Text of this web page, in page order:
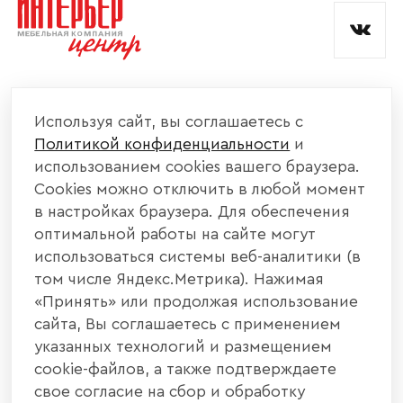
КАТАЛОГ МЕБЕЛИ
ИНФОРМАЦИЯ
НАШИ КОНТАКТЫ
+7 800 700 20 58
440004, г. Пенза, ул. Рябова, д. 31
Используя сайт, вы соглашаетесь с
Политикой конфиденциальности и
использованием cookies вашего браузера.
Cookies можно отключить в любой момент
в настройках браузера. Для обеспечения
оптимальной работы на сайте могут
использоваться системы веб-аналитики (в
том числе Яндекс.Метрика). Нажимая
«Принять» или продолжая использование
сайта, Вы соглашаетесь с применением
указанных технологий и размещением
cookie-файлов, а также подтверждаете
свое согласие на сбор и обработку